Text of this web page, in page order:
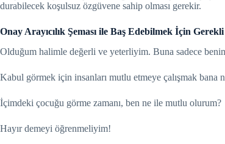
durabilecek koşulsuz özgüvene sahip olması gerekir.
Onay Arayıcılık Şeması ile Baş Edebilmek İçin
Olduğum halimle değerli ve yeterliyim. Buna sadece
Kabul görmek için insanları mutlu etmeye çalışmak bana
İçimdeki çocuğu görme zamanı, ben ne ile mutlu olurum?
Hayır demeyi öğrenmeliyim!